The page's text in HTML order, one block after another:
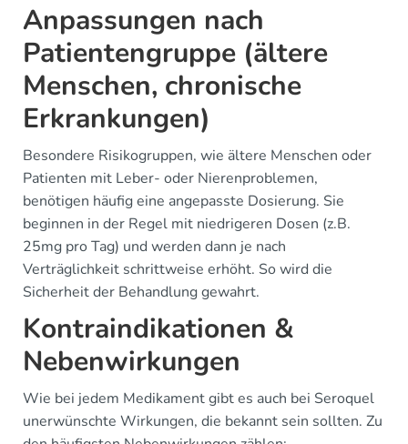
Anpassungen nach
Patientengruppe (ältere
Menschen, chronische
Erkrankungen)
Besondere Risikogruppen, wie ältere Menschen oder
Patienten mit Leber- oder Nierenproblemen,
benötigen häufig eine angepasste Dosierung. Sie
beginnen in der Regel mit niedrigeren Dosen (z.B.
25mg pro Tag) und werden dann je nach
Verträglichkeit schrittweise erhöht. So wird die
Sicherheit der Behandlung gewahrt.
Kontraindikationen &
Nebenwirkungen
Wie bei jedem Medikament gibt es auch bei Seroquel
unerwünschte Wirkungen, die bekannt sein sollten. Zu